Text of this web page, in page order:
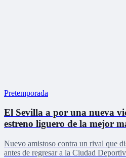
Pretemporada
El Sevilla a por una nueva
estreno liguero de la mejor
Nuevo amistoso contra un rival que
antes de regresar a la Ciudad